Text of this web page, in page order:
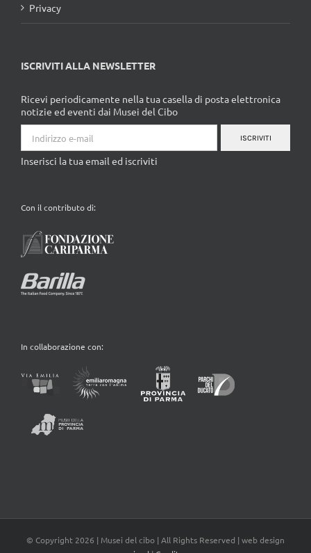
Privacy
ISCRIVITI ALLA NEWSLETTER
Ricevi periodicamente nella tua casella di posta elettronica
notizie ed eventi dai Musei del Cibo
ISCRIVITI
Inserisci la tua email ed iscriviti
Con il contributo di:
In collaborazione con:
© Copyright 2026 | Musei del cibo | All Rights Reserved | web design